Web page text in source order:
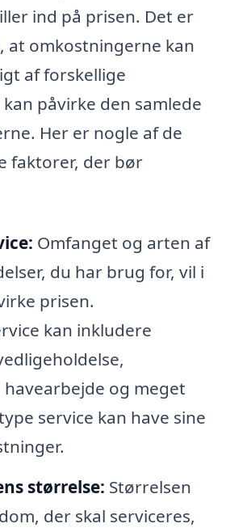
ind på prisen. Det er
at omkostningerne kan
af forskellige
påvirke den samlede
Her er nogle af de
faktorer, der bør
Omfanget og arten af
du har brug for, vil i
prisen.
kan inkludere
og meget
service kan have sine
størrelse: Størrelsen
der skal serviceres,